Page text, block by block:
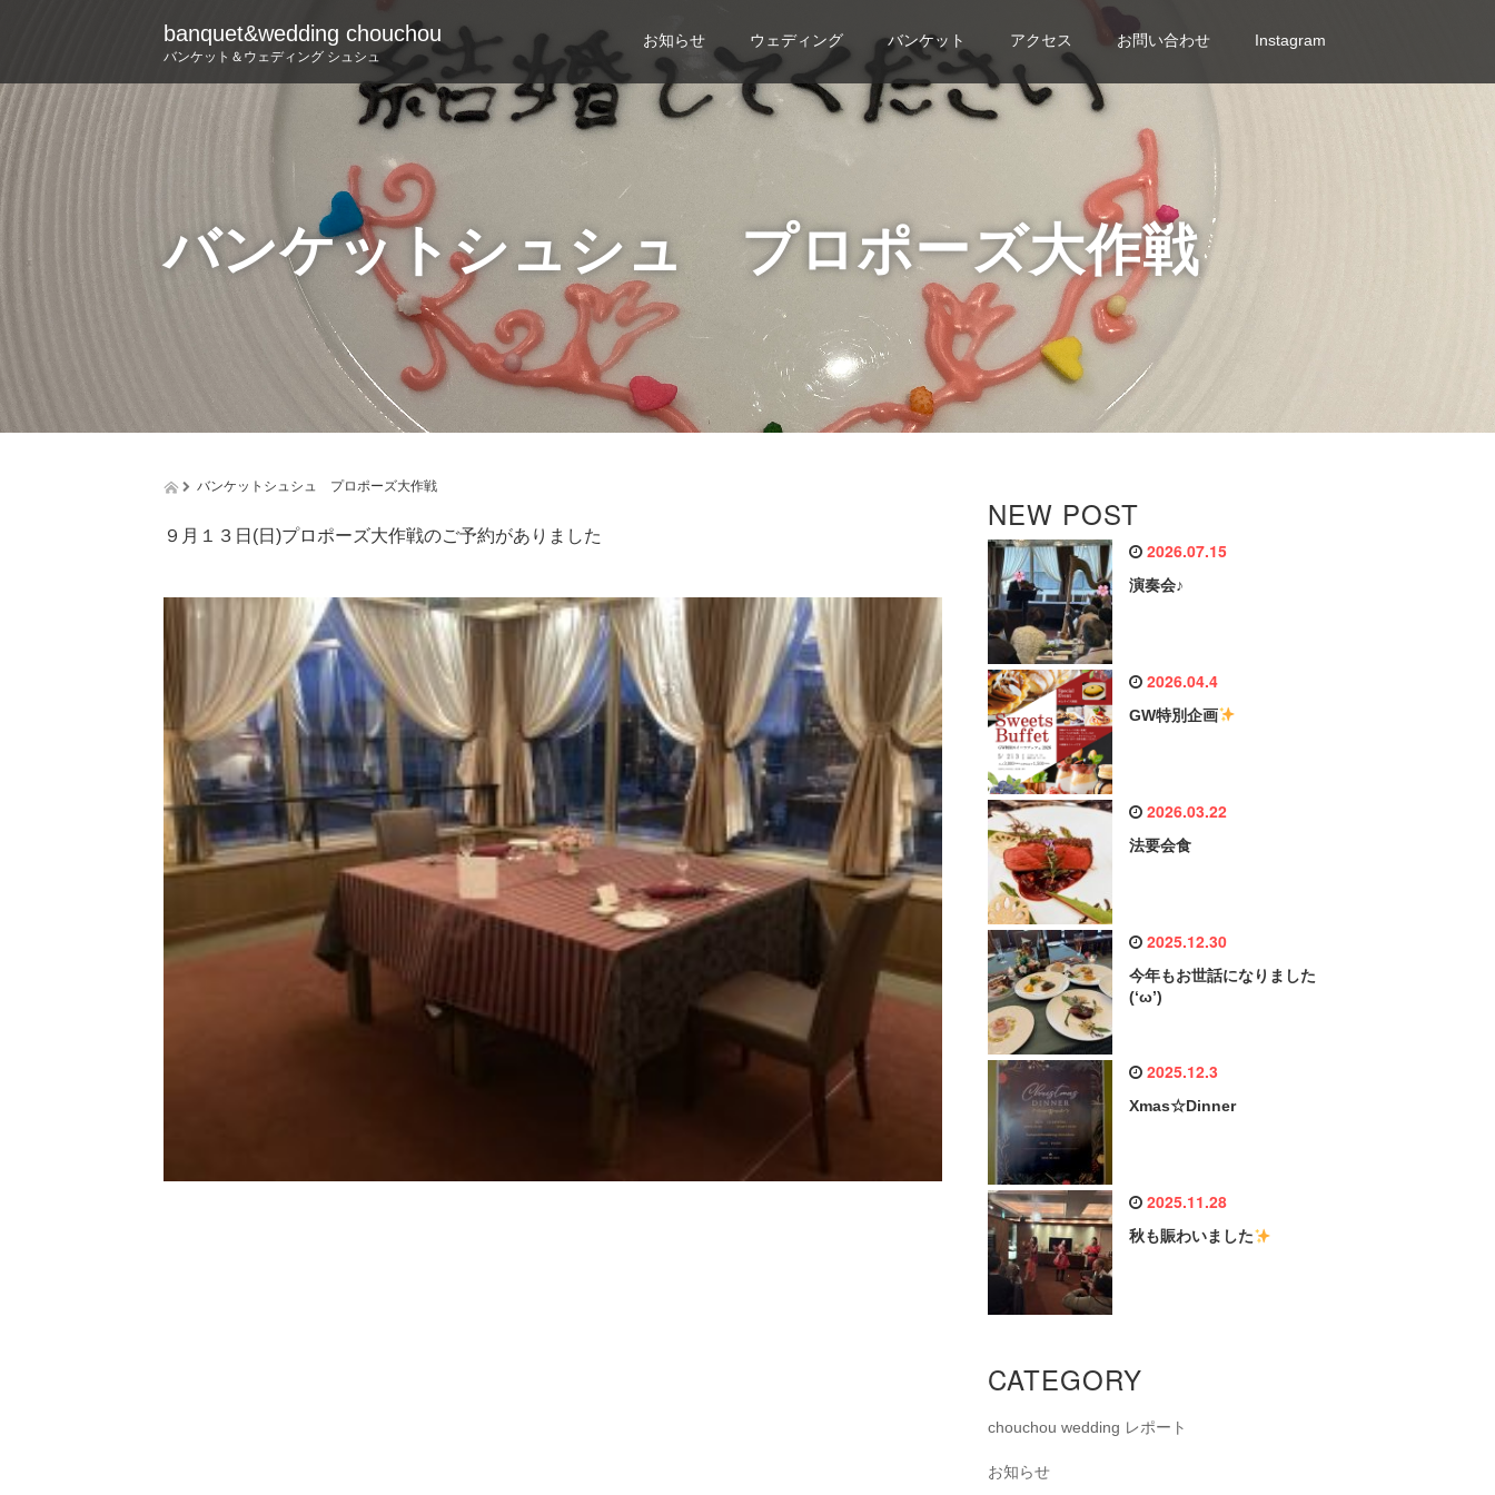
banquet&wedding chouchou
バンケット＆ウェディング シュシュ
お知らせ ウェディング バンケット アクセス お問い合わせ Instagram
バンケットシュシュ プロポーズ大作戦
バンケットシュシュ プロポーズ大作戦
９月１３日(日)プロポーズ大作戦のご予約がありました
NEW POST
2026.07.15
演奏会♪
2026.04.4
GW特別企画
2026.03.22
法要会食
2025.12.30
今年もお世話になりました
(‘ω’)
2025.12.3
Xmas☆Dinner
2025.11.28
秋も賑わいました
CATEGORY
chouchou wedding レポート
お知らせ